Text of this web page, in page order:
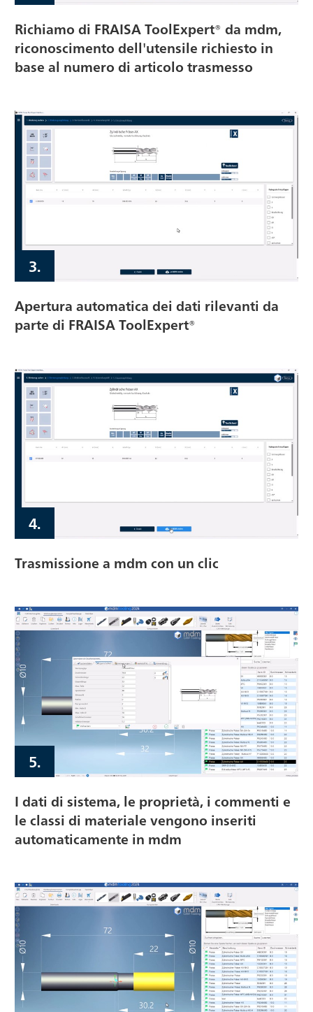
Richiamo di FRAISA ToolExpert® da mdm,
riconoscimento dell'utensile richiesto in
base al numero di articolo trasmesso
3.
Apertura automatica dei dati rilevanti da
parte di FRAISA ToolExpert®
4.
Trasmissione a mdm con un clic
5.
I dati di sistema, le proprietà, i commenti e
le classi di materiale vengono inseriti
automaticamente in mdm